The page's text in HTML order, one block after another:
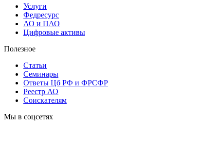
Услуги
Федресурс
АО и ПАО
Цифровые активы
Полезное
Статьи
Cеминары
Ответы Цб РФ и ФРСФР
Реестр АО
Соискателям
Мы в соцсетях